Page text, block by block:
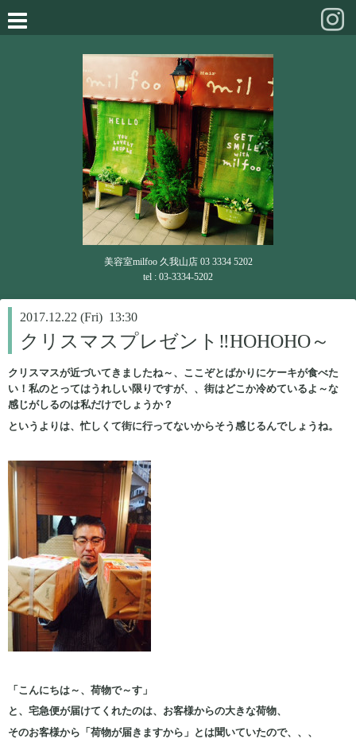
美容室milfoo 久我山店 03 3334 5202
tel : 03-3334-5202
2017.12.22 (Fri) 13:30
クリスマスプレゼント‼HOHOHO～
クリスマスが近づいてきましたね～、ここぞとばかりにケーキが食べた
い！私のとってはうれしい限りですが、、街はどこか冷めているよ～な
感じがしるのは私だけでしょうか？
というよりは、忙しくて街に行ってないからそう感じるんでしょうね。
「こんにちは～、荷物で～す」
と、宅急便が届けてくれたのは、お客様からの大きな荷物、
そのお客様から「荷物が届きますから」とは聞いていたので、、、